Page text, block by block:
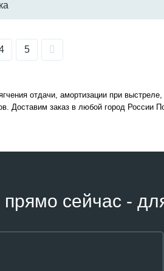
5
отдачи, амортизации при
Доставим заказ в любой город России
прямо сейчас -